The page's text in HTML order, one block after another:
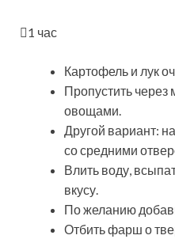
1 час
Картофель и лук
Пропустить через
овощами.
Другой вариант:
со средними
Влить воду,
вкусу.
По желанию
Отбить фарш о